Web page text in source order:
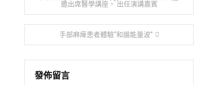
要
章
導
覽
邀出席醫學講座， 出任演講嘉賓
手部麻痺患者體驗“和諧能量波”
發佈留言